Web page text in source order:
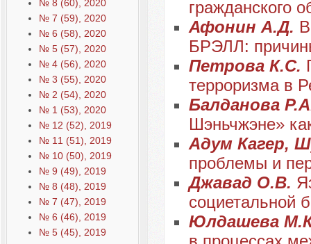
№ 8 (60), 2020
№ 7 (59), 2020
№ 6 (58), 2020
№ 5 (57), 2020
№ 4 (56), 2020
№ 3 (55), 2020
№ 2 (54), 2020
№ 1 (53), 2020
№ 12 (52), 2019
№ 11 (51), 2019
№ 10 (50), 2019
№ 9 (49), 2019
№ 8 (48), 2019
№ 7 (47), 2019
№ 6 (46), 2019
№ 5 (45), 2019
гражданского
Афонин А.Д.
БРЭЛЛ:
Петрова К.С.
терроризма в
Балданова
Шэньчжэне»
Адум Кагер,
проблемы и
Джавад О.В.
социетальной
Юлдашева